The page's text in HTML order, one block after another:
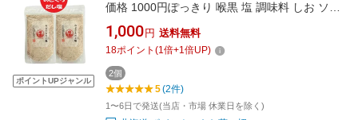
ポイントUPジャンル
価格 1000円ぽっきり 喉黒 塩 調味料 しお ソル
ト 万能調味料 調味塩 和風料理 はぎの食品 だし
の素 天ぷら塩 お吸い物 などに使用
1,000 円 送料無料
18ポイント (1倍+1倍UP)
2個
5(2件)
1〜6日で発送(当店・市場 休業日を除く)